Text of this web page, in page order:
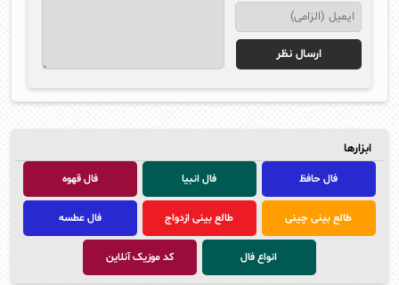
ابزارها
فال حافظ فال انبیا فال قهوه
طالع بینی چینی طالع بینی ازدواج فال عطسه
انواع فال کد موزیک آنلاین